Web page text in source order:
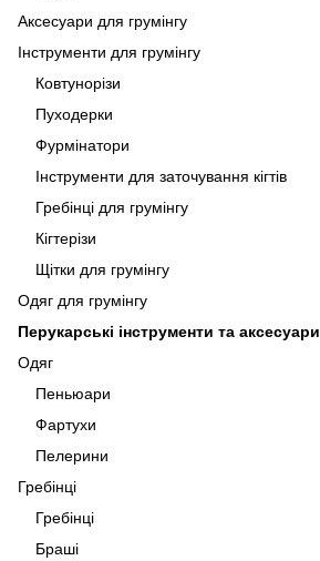
Аксесуари для грумінгу
Інструменти для грумінгу
Ковтунорізи
Пуходерки
Фурмінатори
Інструменти для заточування кігтів
Гребінці для грумінгу
Кігтерізи
Щітки для грумінгу
Одяг для грумінгу
Перукарські інструменти та аксесуари
Одяг
Пеньюари
Фартухи
Пелерини
Гребінці
Гребінці
Браші